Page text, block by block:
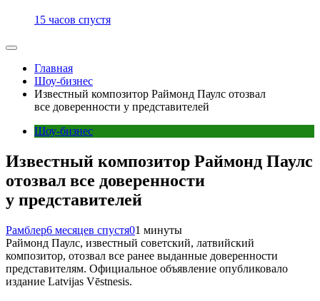
15 часов спустя
Главная
Шоу-бизнес
Известный композитор Раймонд Паулс отозвал
все доверенности у представителей
Шоу-бизнес
Известный композитор Раймонд Паулс
отозвал все доверенности
у представителей
Рамблер6 месяцев спустя01 минуты
Раймонд Паулс, известный советский, латвийский
композитор, отозвал все ранее выданные доверенности
представителям. Официальное объявление опубликовало
издание Latvijas Vēstnesis.